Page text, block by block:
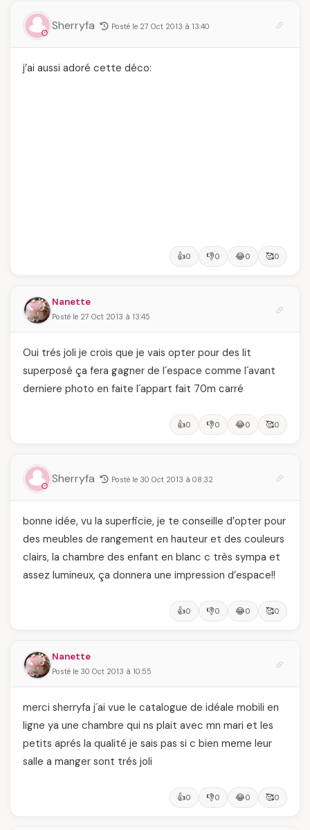
Sherryfa Posté le 27 Oct 2013 à 13:40
j’ai aussi adoré cette déco:
👍0 👎0 😂0 🥰0
Nanette
Posté le 27 Oct 2013 à 13:45
Oui trés joli je crois que je vais opter pour des lit
superposé ça fera gagner de l´espace comme l´avant
derniere photo en faite l´appart fait 70m carré
👍0 👎0 😂0 🥰0
Sherryfa Posté le 30 Oct 2013 à 08:32
bonne idée, vu la superficie, je te conseille d’opter pour
des meubles de rangement en hauteur et des couleurs
clairs, la chambre des enfant en blanc c très sympa et
assez lumineux, ça donnera une impression d’espace!!
👍0 👎0 😂0 🥰0
Nanette
Posté le 30 Oct 2013 à 10:55
merci sherryfa j´ai vue le catalogue de idéale mobili en
ligne ya une chambre qui ns plait avec mn mari et les
petits aprés la qualité je sais pas si c bien meme leur
salle a manger sont trés joli
👍0 👎0 😂0 🥰0